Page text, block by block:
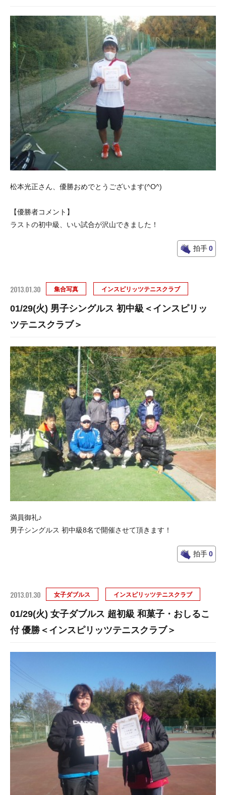
松本光正さん、優勝おめでとうございます(^O^)
【優勝者コメント】
ラストの初中級、いい試合が沢山できました！
拍手0
2013.01.30 集合写真 インスピリッツテニスクラブ
01/29(火) 男子シングルス 初中級＜インスピリッ
ツテニスクラブ＞
満員御礼♪
男子シングルス 初中級8名で開催させて頂きます！
拍手0
2013.01.30 女子ダブルス インスピリッツテニスクラブ
01/29(火) 女子ダブルス 超初級 和菓子・おしるこ
付 優勝＜インスピリッツテニスクラブ＞